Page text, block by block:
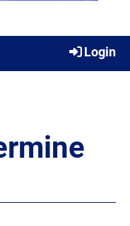
Login